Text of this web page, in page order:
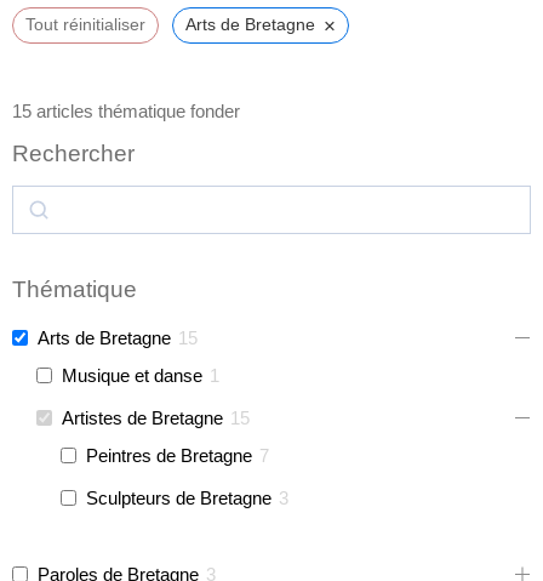
Tout réinitialiser Arts de Bretagne ×
15 articles thématique fonder
Rechercher
Thématique
Arts de Bretagne 15
Musique et danse 1
Artistes de Bretagne 15
Peintres de Bretagne 7
Sculpteurs de Bretagne 3
Paroles de Bretagne 3